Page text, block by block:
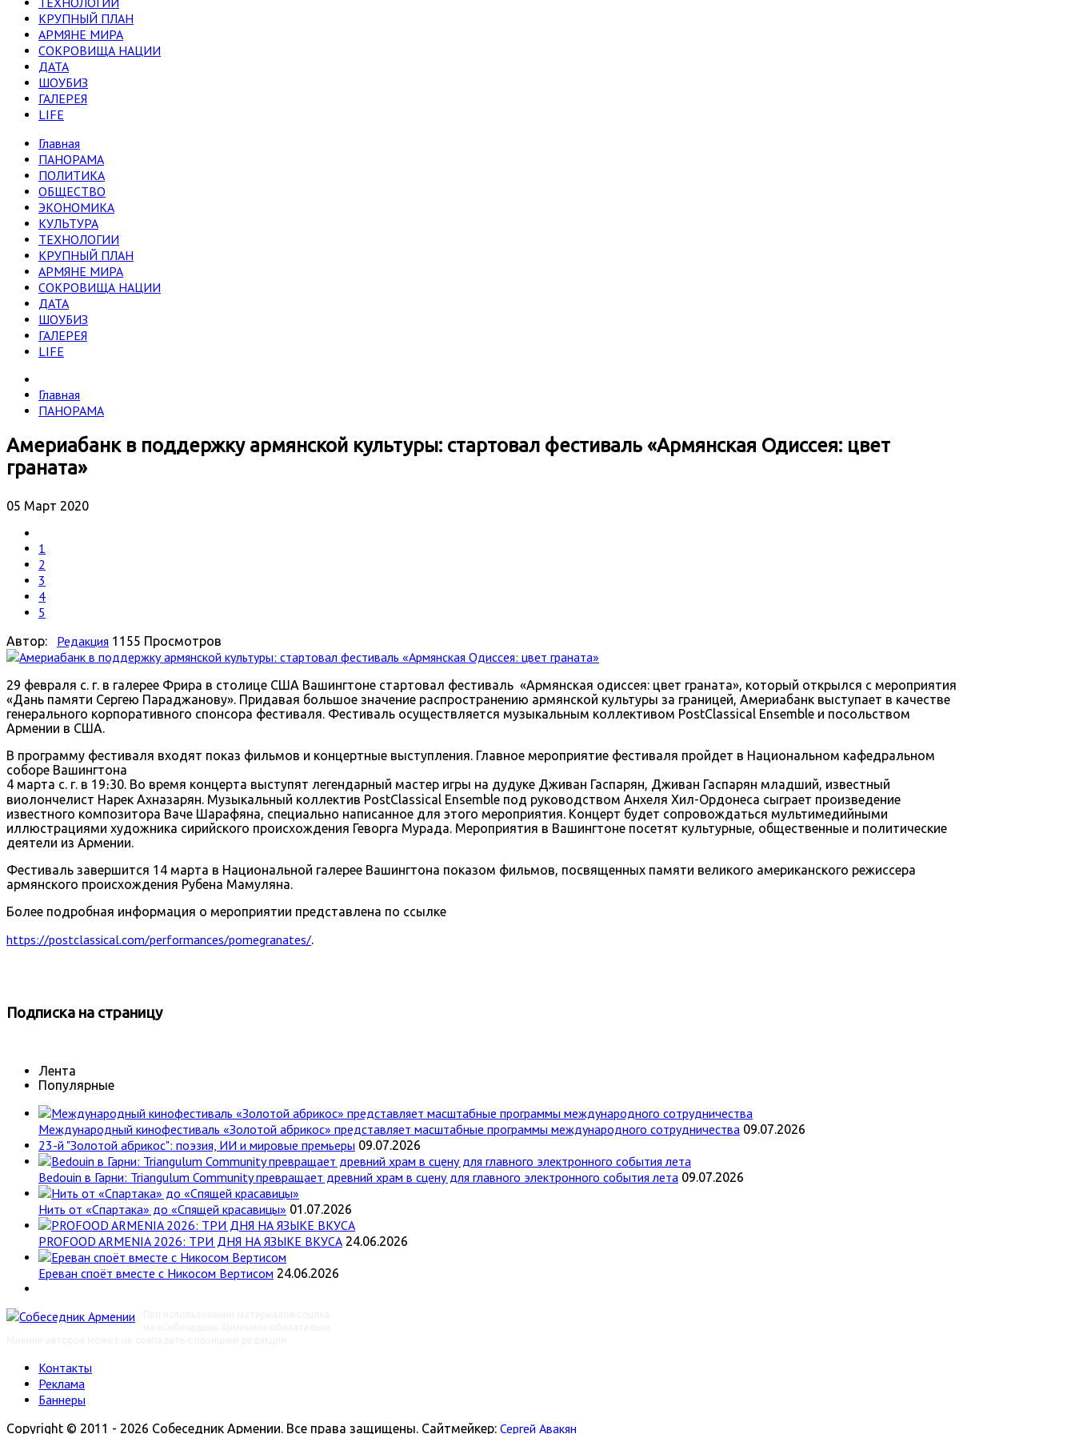
КРУПНЫЙ ПЛАН
АРМЯНЕ МИРА
СОКРОВИЩА НАЦИИ
ДАТА
ШОУБИЗ
ГАЛЕРЕЯ
LIFE
Главная
ПАНОРАМА
ПОЛИТИКА
ОБЩЕСТВО
ЭКОНОМИКА
КУЛЬТУРА
ТЕХНОЛОГИИ
КРУПНЫЙ ПЛАН
АРМЯНЕ МИРА
СОКРОВИЩА НАЦИИ
ДАТА
ШОУБИЗ
ГАЛЕРЕЯ
LIFE
Главная
ПАНОРАМА
Америабанк в поддержку армянской культуры: стартовал фестиваль «Армянская Одиссея: цвет
граната»
05 Март 2020
1
2
3
4
5
Автор: Редакция 1155 Просмотров
29 февраля с. г. в галерее Фрира в столице США Вашингтоне стартовал фестиваль «Армянская одиссея: цвет граната», который открылся с мероприятия
«Дань памяти Сергею Параджанову». Придавая большое значение распространению армянской культуры за границей, Америабанк выступает в качестве
генерального корпоративного спонсора фестиваля. Фестиваль осуществляется музыкальным коллективом PostClassical Ensemble и посольством
Армении в США.
В программу фестиваля входят показ фильмов и концертные выступления. Главное мероприятие фестиваля пройдет в Национальном кафедральном
соборе Вашингтона
4 марта с. г. в 19։30. Во время концерта выступят легендарный мастер игры на дудуке Дживан Гаспарян, Дживан Гаспарян младший, известный
виолончелист Нарек Ахназарян. Музыкальный коллектив PostClassical Ensemble под руководством Анхеля Хил-Ордонеса сыграет произведение
известного композитора Ваче Шарафяна, специально написанное для этого мероприятия. Концерт будет сопровождаться мультимедийными
иллюстрациями художника сирийского происхождения Геворга Мурада. Мероприятия в Вашингтоне посетят культурные, общественные и политические
деятели из Армении.
Фестиваль завершится 14 марта в Национальной галерее Вашингтона показом фильмов, посвященных памяти великого американского режиссера
армянского происхождения Рубена Мамуляна.
Более подробная информация о мероприятии представлена по ссылке
https://postclassical.com/performances/pomegranates/.
Подписка на страницу
Лента
Популярные
Международный кинофестиваль «Золотой абрикос» представляет масштабные программы международного сотрудничества 09.07.2026
23-й "Золотой абрикос": поэзия, ИИ и мировые премьеры 09.07.2026
Bedouin в Гарни: Triangulum Community превращает древний храм в сцену для главного электронного события лета 09.07.2026
Нить от «Спартака» до «Спящей красавицы» 01.07.2026
PROFOOD ARMENIA 2026: ТРИ ДНЯ НА ЯЗЫКЕ ВКУСА 24.06.2026
Ереван споёт вместе с Никосом Вертисом 24.06.2026
Контакты
Реклама
Баннеры
Copyright © 2011 - 2026 Собеседник Армении. Все права защищены. Сайтмейкер: Сергей Авакян